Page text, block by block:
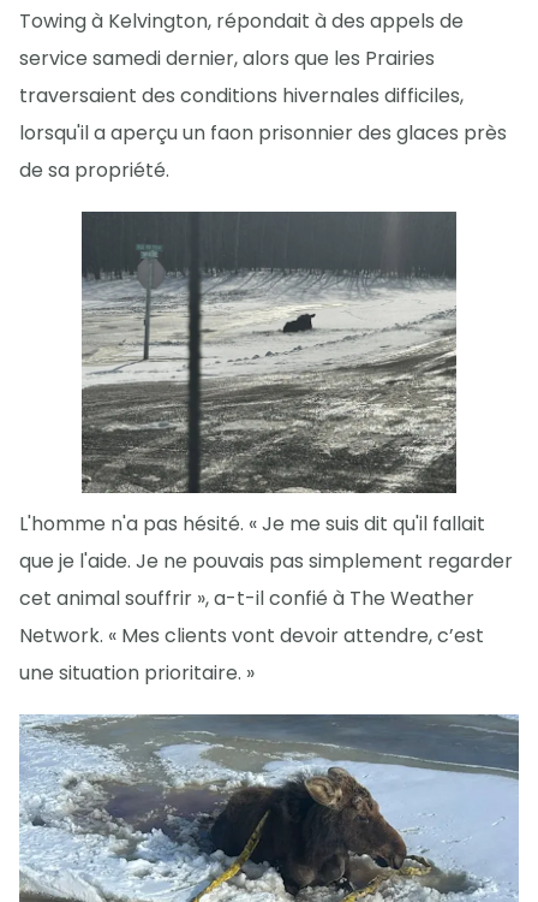
Towing à Kelvington, répondait à des appels de
service samedi dernier, alors que les Prairies
traversaient des conditions hivernales difficiles,
lorsqu'il a aperçu un faon prisonnier des glaces près
de sa propriété.
L'homme n'a pas hésité. « Je me suis dit qu'il fallait
que je l'aide. Je ne pouvais pas simplement regarder
cet animal souffrir », a-t-il confié à The Weather
Network. « Mes clients vont devoir attendre, c’est
une situation prioritaire. »